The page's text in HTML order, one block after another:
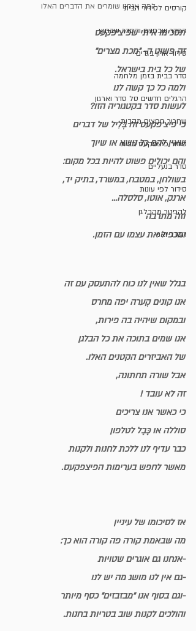
קורסים לסידור הבית
הסדר שבפנים והסדר שבחוץ
סידור ארון בגדים
סדר בבית בזמן מלחמה
הרגלים חדשים סל סדר וארגון
שחרור חפצים מהבית
סידור פיצפקעס בבית
סדר בנעליים
סידור לפי עונות
להפטר מהבלגן
הסדר ואני
למה אנחנו שומרים את הדברים האלו
תסכימו איתי שפיצ'פקעס
זה פשוט ה- "מכת מצרים"
של כל בית בישראל.
ולמה כל כך קשה לנו
לעשות סדר בקטגוריה הזו?
כי פיצ'פקעס זה בְּלִיל של דברים
שאין להם כל נושא או שיוך
והם יכולים פשוט להיות בכל מקום:
בשולחן, במטבח, במשרד, בתיק יד,
ארנק, אוטו, סלסלה...
וזה מתרבה
ומכפיל את עצמו עם הזמן.
בגלל שאין לנו כוח להתעסק עם זה
אנו קונים קְערה יפה מחרס
ובמקום שיהיה בה פירות,
אנו שמים בתוכה את כל הבלגן
של האביזרים הקטנים האלו.
אבל שורה תחתונה,
זה לא עובד !
כי כאשר אנו צריכים
סוללה או כֶּבֶל לטלפון
כבר עדיף לנו ללכת לחנות ולקנות
מאשר לחפש בערימות הפיצפקעס.
אז לסיכומו של עיניין
מה שבאמת קורה פה קורה הוא כך:
-אנחנו גם אוגרים שטויות
-גם אין לנו מושג מה יש לנו
-וגם בסוף אנו "מבזבזים" כסף מיותר
והולכים לקנות שוב בטריות בחנות.